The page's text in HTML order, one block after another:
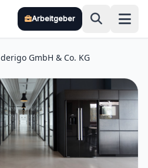
Arbeitgeber
derigo GmbH & Co. KG